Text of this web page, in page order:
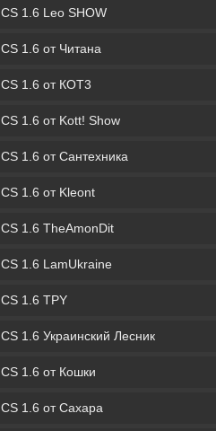
CS 1.6 Leo SHOW
CS 1.6 от Читана
CS 1.6 от КОТ3
CS 1.6 от Kott! Show
CS 1.6 от Сантехника
CS 1.6 от Kleont
CS 1.6 TheAmonDit
CS 1.6 LamUkraine
CS 1.6 TPY
CS 1.6 Украинский Лесник
CS 1.6 от Кошки
CS 1.6 от Сахара